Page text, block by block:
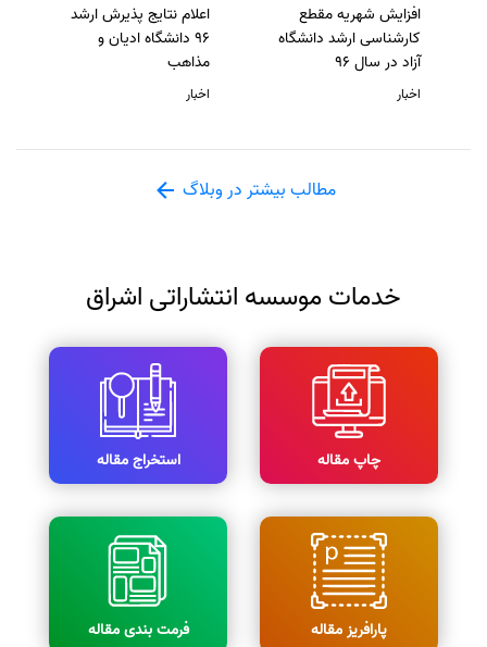
افزایش شهریه مقطع
کارشناسی ارشد دانشگاه
آزاد در سال 96
اخبار
اعلام نتایج پذیرش ارشد
96 دانشگاه ادیان و
مذاهب
اخبار
مطالب بیشتر در وبلاگ
خدمات موسسه انتشاراتی اشراق
چاپ مقاله استخراج مقاله
پارافریز مقاله فرمت بندی مقاله